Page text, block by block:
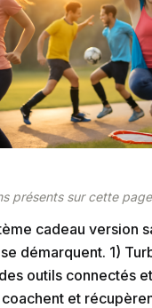
présents sur cette
cadeau version
démarquent. 1)
outils connectés
et